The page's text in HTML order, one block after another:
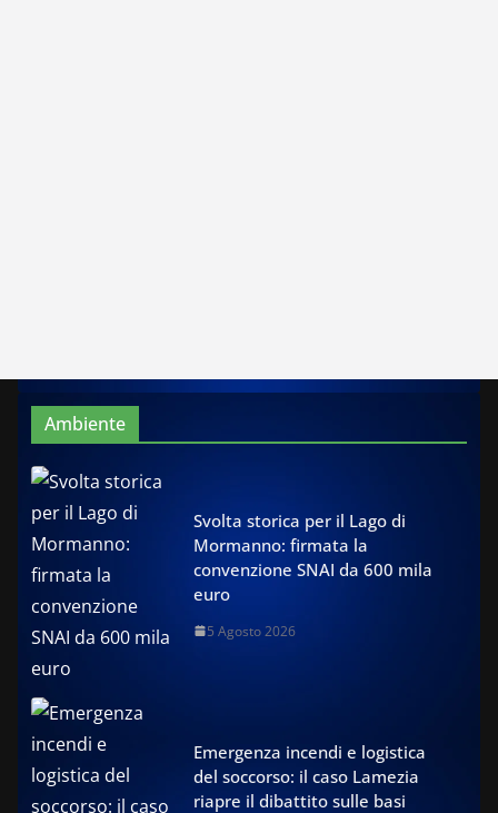
Ambiente
Svolta storica per il Lago di
Mormanno: firmata la
convenzione SNAI da 600 mila
euro
5 Agosto 2026
Emergenza incendi e logistica
del soccorso: il caso Lamezia
riapre il dibattito sulle basi